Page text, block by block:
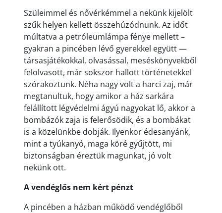
Szüleimmel és nővérkémmel a nekünk kijelölt
szűk helyen kellett összehúzódnunk. Az időt
múltatva a petróleumlámpa fénye mellett –
gyakran a pincében lévő gyerekkel együtt —
társasjátékokkal, olvasással, meséskönyvekből
felolvasott, már sokszor hallott történetekkel
szórakoztunk. Néha nagy volt a harci zaj, már
megtanultuk, hogy amikor a ház sarkára
felállított légvédelmi ágyú nagyokat lő, akkor a
bombázók zaja is felerősödik, és a bombákat
is a közelünkbe dobják. Ilyenkor édesanyánk,
mint a tyúkanyó, maga köré gyűjtött, mi
biztonságban éreztük magunkat, jó volt
nekünk ott.
A vendéglős nem kért pénzt
A pincében a házban működő vendéglőből